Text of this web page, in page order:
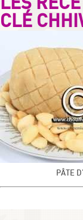
LES
CLÉ
PÂTE